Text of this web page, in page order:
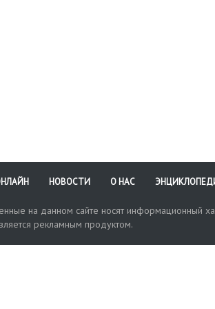
НОВОСТИ О НАС
на данном сайте носят информационный
рекламным продуктом.